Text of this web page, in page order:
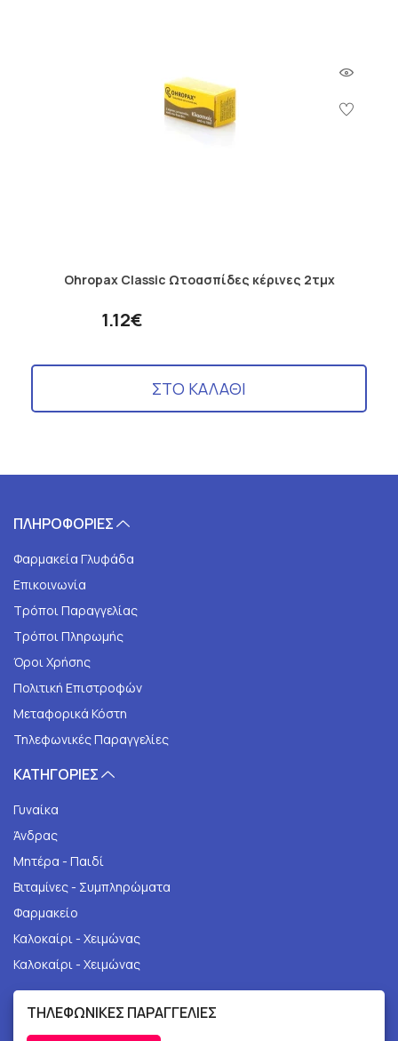
Ohropax Classic Ωτοασπίδες κέρινες 2τμχ
1.12€
ΣΤΟ ΚΑΛΑΘΙ
ΠΛΗΡΟΦΟΡΙΕΣ
Φαρμακεία Γλυφάδα
Επικοινωνία
Τρόποι Παραγγελίας
Τρόποι Πληρωμής
Όροι Χρήσης
Πολιτική Επιστροφών
Μεταφορικά Κόστη
Τηλεφωνικές Παραγγελίες
ΚΑΤΗΓΟΡΙΕΣ
Γυναίκα
Άνδρας
Μητέρα - Παιδί
Βιταμίνες - Συμπληρώματα
Φαρμακείο
Καλοκαίρι - Χειμώνας
Καλοκαίρι - Χειμώνας
ΤΗΛΕΦΩΝΙΚΕΣ ΠΑΡΑΓΓΕΛΙΕΣ